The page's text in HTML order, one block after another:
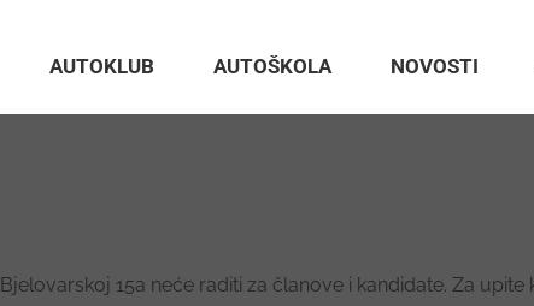
AUTOKLUB AUTOŠKOLA NOVOSTI
15a neće raditi za članove i kandidate. Za